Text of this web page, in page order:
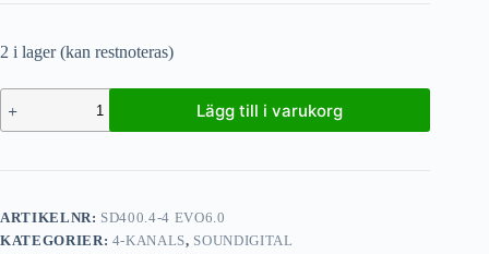
2 i lager (kan restnoteras)
Lägg till i varukorg
ARTIKELNR: SD400.4-4 EVO6.0
KATEGORIER: 4-KANALS, SOUNDIGITAL